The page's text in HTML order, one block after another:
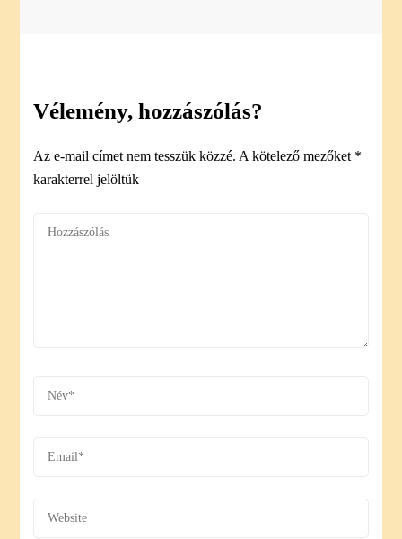
Vélemény, hozzászólás?
Az e-mail címet nem tesszük közzé. A kötelező mezőket *
karakterrel jelöltük